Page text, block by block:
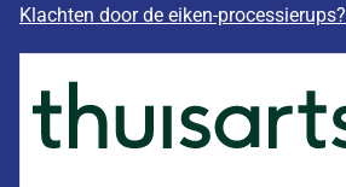
Klachten door de eiken-processierups?